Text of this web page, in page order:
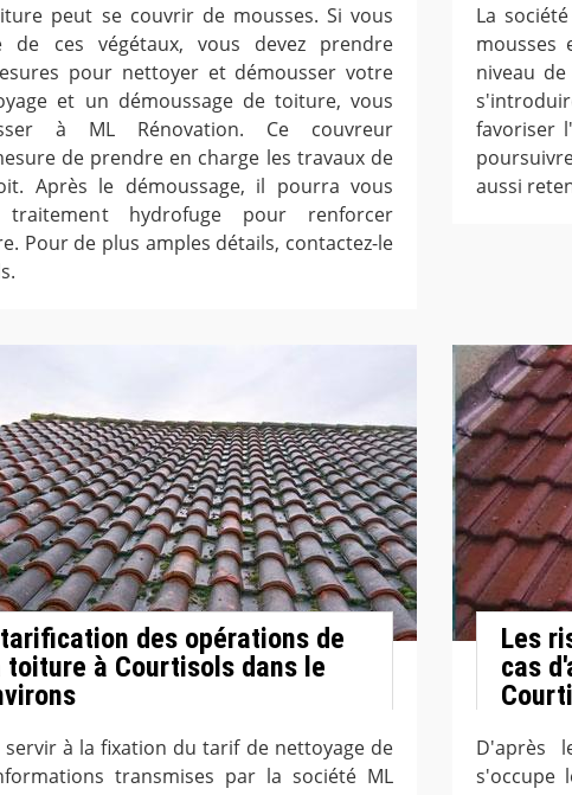
peut se couvrir de mousses. Si vous
de ces végétaux, vous devez prendre
pour nettoyer et démousser votre
et un démoussage de toiture, vous
à ML Rénovation. Ce couvreur
de prendre en charge les travaux de
Après le démoussage, il pourra vous
hydrofuge pour renforcer
Pour de plus amples détails, contactez-le
La
mousses
niveau
favoriser
aussi
des opérations de
à Courtisols dans le
à la fixation du tarif de nettoyage de
transmises par la société ML
Les
cas
D'après
s'occupe